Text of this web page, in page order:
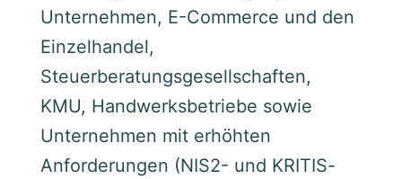
Unternehmen, E-Commerce und den
Einzelhandel,
Steuerberatungsgesellschaften,
KMU, Handwerksbetriebe sowie
Unternehmen mit erhöhten
Anforderungen (NIS2- und KRITIS-